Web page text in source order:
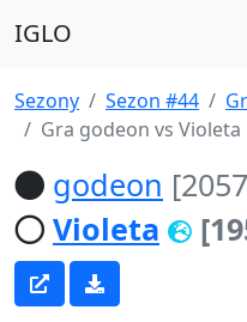
IGLO
Sezony Sezon #44
Gra godeon vs Violeta
godeon
Violeta